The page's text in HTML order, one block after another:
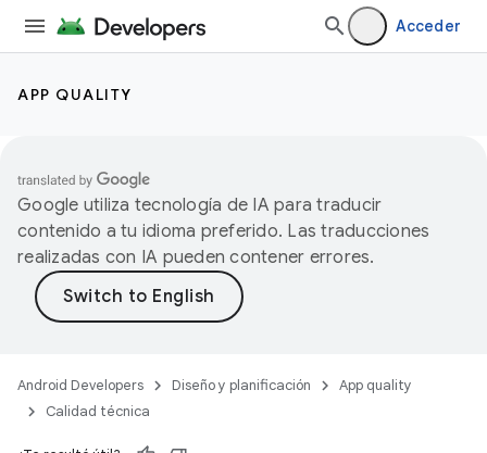
Acceder
APP QUALITY
Google utiliza tecnología de IA para traducir
contenido a tu idioma preferido. Las traducciones
realizadas con IA pueden contener errores.
Android Developers Diseño y planificación
App quality
Calidad técnica